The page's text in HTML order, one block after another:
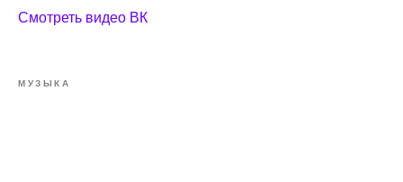
Смотреть видео ВК
МУЗЫКА